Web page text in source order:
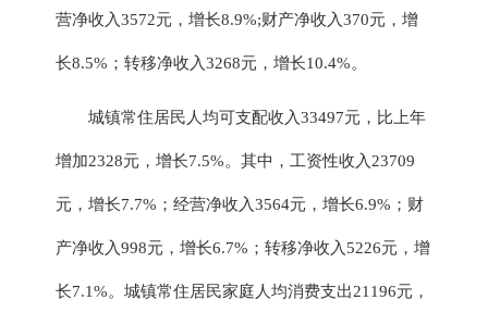
营净收入3572元，增长8.9%;财产净收入370元，增
长8.5%；转移净收入3268元，增长10.4%。
城镇常住居民人均可支配收入33497元，比上年
增加2328元，增长7.5%。 其中，工资性收入 23709
元，增长7.7%；经营净收入3564元，增长6.9%；财
产净收入998元，增长6.7%；转移净收入 5226元，增
长7.1%。城镇常住居民家庭 人均消费支出21196元，